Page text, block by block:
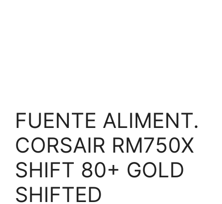
FUENTE ALIMENT.
CORSAIR RM750X
SHIFT 80+ GOLD
SHIFTED